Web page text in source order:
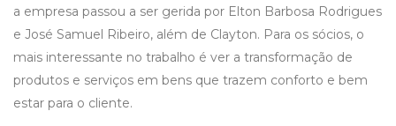
a empresa passou a ser gerida por Elton Barbosa Rodrigues
e José Samuel Ribeiro, além de Clayton. Para os sócios, o
mais interessante no trabalho é ver a transformação de
produtos e serviços em bens que trazem conforto e bem
estar para o cliente.